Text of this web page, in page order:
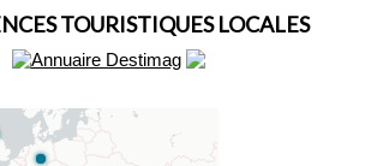
TOURISTIQUES LOCALES